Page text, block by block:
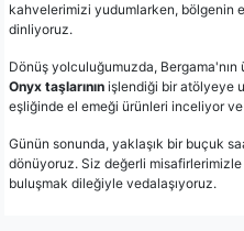
kahvelerimizi yudumlarken, bölgenin
dinliyoruz.
Dönüş yolculuğumuzda,
Onyx taşlarının işlendiği bir atölyeye
eşliğinde el emeği ürünleri inceliyor
Günün sonunda, yaklaşık bir buçuk
dönüyoruz. Siz değerli
buluşmak dileğiyle vedalaşıyoruz.